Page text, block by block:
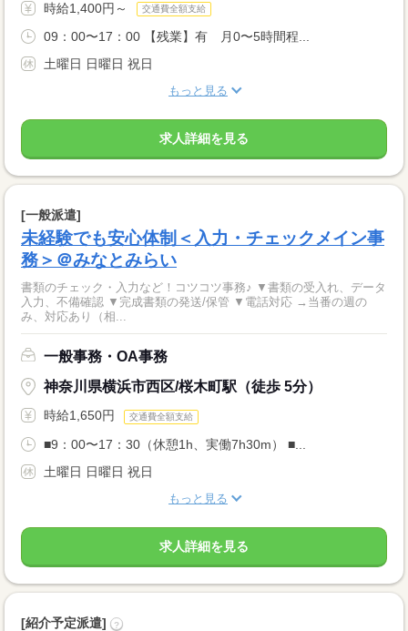
時給1,400円～ 交通費全額支給
09：00〜17：00 【残業】有 月0〜5時間程...
土曜日 日曜日 祝日
もっと見る
求人詳細を見る
[一般派遣]
未経験でも安心体制＜入力・チェックメイン事
務＞＠みなとみらい
書類のチェック・入力など！コツコツ事務♪ ▼書類の受入れ、データ
入力、不備確認 ▼完成書類の発送/保管 ▼電話対応 →当番の週の
み、対応あり（相...
一般事務・OA事務
神奈川県横浜市西区/桜木町駅（徒歩 5分）
時給1,650円 交通費全額支給
■9：00〜17：30（休憩1h、実働7h30m） ■...
土曜日 日曜日 祝日
もっと見る
求人詳細を見る
[紹介予定派遣] ?